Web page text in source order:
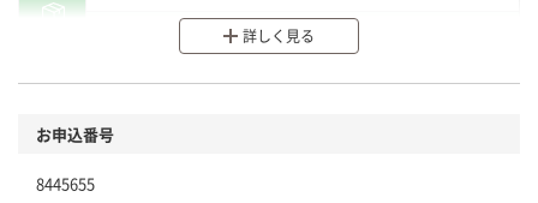
分別・リサイクルしやすい設計
本体
詳しく見る
お申込番号
8445655